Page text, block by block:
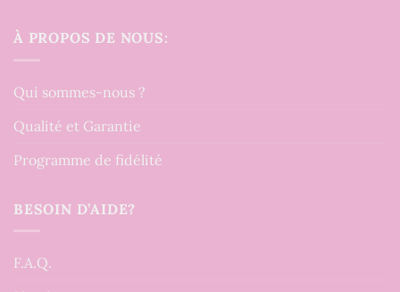
À PROPOS DE NOUS:
Qui sommes-nous ?
Qualité et Garantie
Programme de fidélité
BESOIN D’AIDE?
F.A.Q.